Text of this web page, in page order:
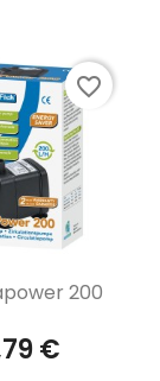
rapide
200
€
favorite_border